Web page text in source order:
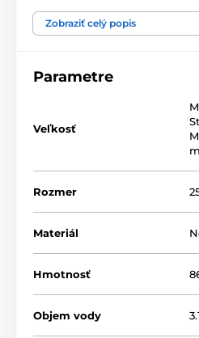
vďaka ktorémutečie čistá,
dá tiež ľahko odobrať. Prívod
domácich miláčikov pred
vyrobená, prirodzene
nahradíte obyčajnú misku na
funkčnou fontánou, urobíte
Zobraziť celý popis
Parametre
Veľkosť
Rozmer
Materiál
Hmotnosť
Objem vody